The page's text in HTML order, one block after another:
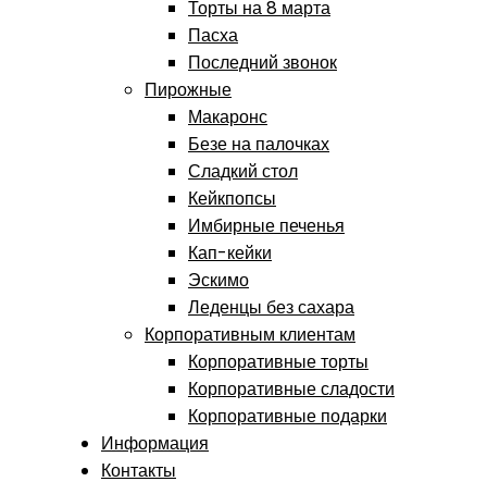
Торты на 8 марта
Пасха
Последний звонок
Пирожные
Макаронс
Безе на палочках
Сладкий стол
Кейкпопсы
Имбирные печенья
Кап-кейки
Эскимо
Леденцы без сахара
Корпоративным клиентам
Корпоративные торты
Корпоративные сладости
Корпоративные подарки
Информация
Контакты